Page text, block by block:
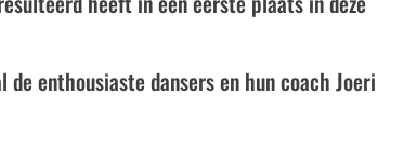
enthousiaste dansers en hun coach Joeri